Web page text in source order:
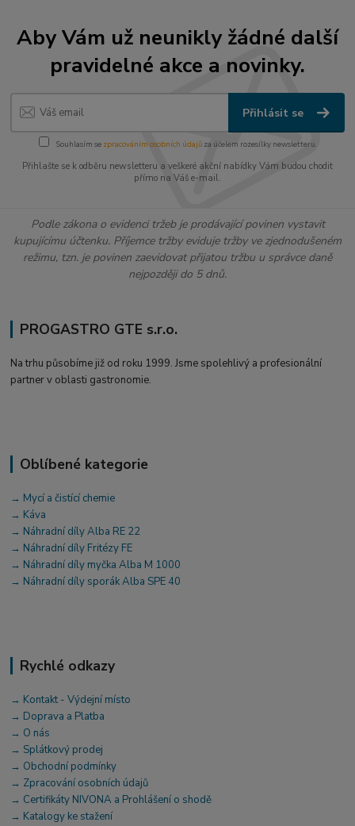
Aby Vám už neunikly žádné další
pravidelné akce a novinky.
Přihlásit se
Souhlasím se zpracováním osobních údajůza účelem rozesílky newsletteru.
Přihlašte se k odběru newsletteru a veškeré akční nabídky Vám budou chodit
přímo na Váš e-mail.
Podle zákona o evidenci tržeb je prodávající povinen vystavit
kupujícímu účtenku. Příjemce tržby eviduje tržby ve zjednodušeném
režimu, tzn. je povinen zaevidovat přijatou tržbu u správce daně
nejpozději do 5 dnů.
PROGASTRO GTE s.r.o.
Na trhu působíme již od roku 1999. Jsme spolehlivý a profesionální
partner v oblasti gastronomie.
Oblíbené kategorie
→ Mycí a čistící chemie
→ Káva
→ Náhradní díly Alba RE 22
→ Náhradní díly Fritézy FE
→ Náhradní díly myčka Alba M 1000
→ Náhradní díly sporák Alba SPE 40
Rychlé odkazy
→ Kontakt - Výdejní místo
→ Doprava a Platba
→ O nás
→ Splátkový prodej
→ Obchodní podmínky
→ Zpracování osobních údajů
→ Certifikáty NIVONA a Prohlášení o shodě
→ Katalogy ke stažení